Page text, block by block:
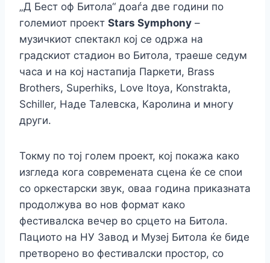
„Д Бест оф Битола“ доаѓа две години по
големиот проект Stars Symphony –
музичкиот спектакл кој се одржа на
градскиот стадион во Битола, траеше седум
часа и на кој настапија Паркети, Brass
Brothers, Superhiks, Love Itoya, Konstrakta,
Schiller, Наде Талевска, Каролина и многу
други.
Токму по тој голем проект, кој покажа како
изгледа кога современата сцена ќе се спои
со оркестарски звук, оваа година приказната
продолжува во нов формат како
фестивалска вечер во срцето на Битола.
Пациото на НУ Завод и Музеј Битола ќе биде
претворено во фестивалски простор, со